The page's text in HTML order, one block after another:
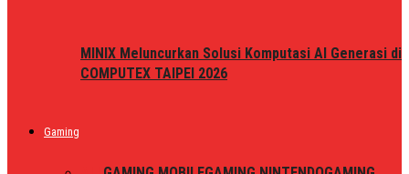
MINIX Meluncurkan Solusi Komputasi AI Generasi di
COMPUTEX TAIPEI 2026
Gaming